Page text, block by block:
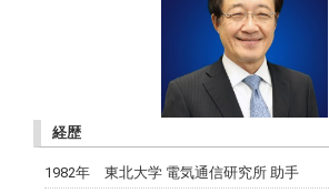
経歴
1982年 東北大学 電気通信研究所 助手